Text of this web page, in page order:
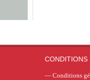
CONDITIONS
— Conditions